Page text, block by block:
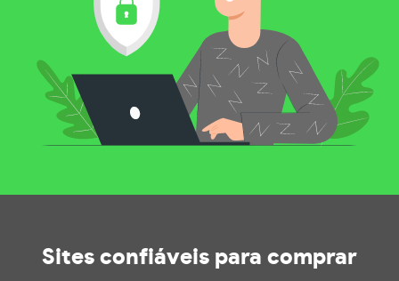
Sites confiáveis para comprar